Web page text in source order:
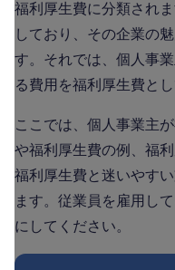
福利厚生費に分類され
しており、その企業の
す。それでは、個人事
る費用を福利厚生費と
ここでは、個人事業主
や福利厚生費の例、福
福利厚生費と迷いやす
ます。従業員を雇用し
にしてください。